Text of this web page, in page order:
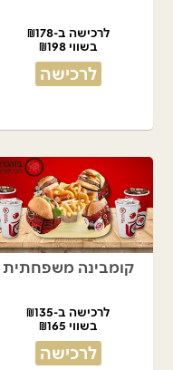
לרכישה ב-₪178
בשווי ₪198
לרכישה
קומבינה משפחתית
לרכישה ב-₪135
בשווי ₪165
לרכישה